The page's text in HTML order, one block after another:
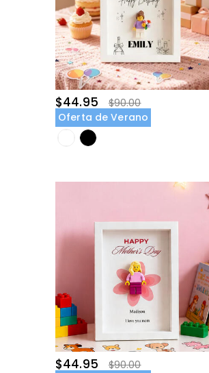
$44.95
$90.00
Oferta de Verano
$44.95
$90.00